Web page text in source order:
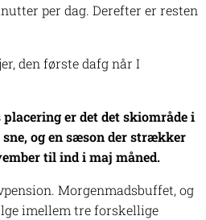
per dag. Derefter er resten
den første dafg når I
er det det skiområde i
sne, og en sæson der strækker
til ind i maj måned.
Morgenmadsbuffet, og
imellem tre forskellige